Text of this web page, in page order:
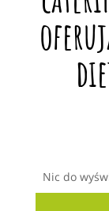
Nic do